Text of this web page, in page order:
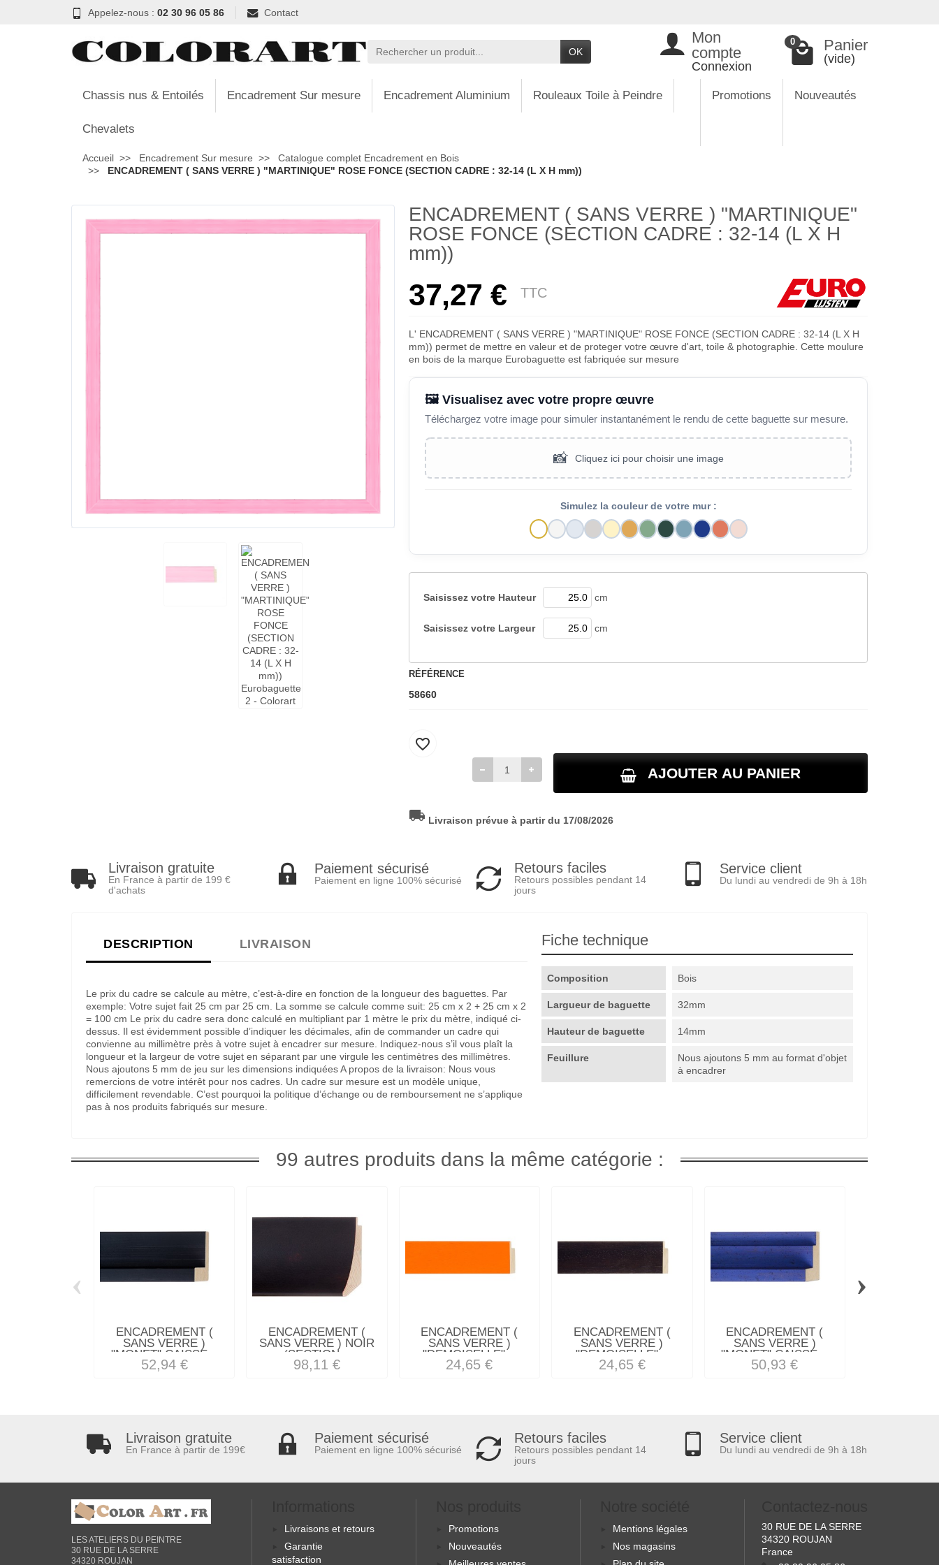
Appelez-nous : 02 30 96 05 86 Contact
OK
Mon
compte
Connexion
0 Panier
(vide)
Chassis nus & Entoilés Encadrement Sur mesure Encadrement Aluminium Rouleaux Toile à Peindre
Chevalets
Promotions Nouveautés
Accueil Encadrement Sur mesure
Catalogue complet Encadrement en Bois
ENCADREMENT ( SANS VERRE ) "MARTINIQUE" ROSE FONCE (SECTION CADRE : 32-14 (L X H mm))
ENCADREMENT ( SANS VERRE ) "MARTINIQUE"
ROSE FONCE (SECTION CADRE : 32-14 (L X H
mm))
37,27 € TTC
L' ENCADREMENT ( SANS VERRE ) "MARTINIQUE" ROSE FONCE (SECTION CADRE : 32-14 (L X H
mm)) permet de mettre en valeur et de proteger votre œuvre d'art, toile & photographie. Cette moulure
en bois de la marque Eurobaguette est fabriquée sur mesure
🖼️ Visualisez avec votre propre œuvre
Téléchargez votre image pour simuler instantanément le rendu de cette baguette sur mesure.
📸 Cliquez ici pour choisir une image
Simulez la couleur de votre mur :
Saisissez votre Hauteur cm
Saisissez votre Largeur cm
RÉFÉRENCE
58660
AJOUTER AU PANIER
favorite_border
local_shipping Livraison prévue à partir du 17/08/2026
Livraison gratuite
En France à partir de 199 €
d'achats
Paiement sécurisé
Paiement en ligne 100% sécurisé
Retours faciles
Retours possibles pendant 14
jours
Service client
Du lundi au vendredi de 9h à 18h
DESCRIPTION LIVRAISON
Le prix du cadre se calcule au mètre, c’est-à-dire en fonction de la longueur des baguettes. Par
exemple: Votre sujet fait 25 cm par 25 cm. La somme se calcule comme suit: 25 cm x 2 + 25 cm x 2
= 100 cm Le prix du cadre sera donc calculé en multipliant par 1 mètre le prix du mètre, indiqué ci-
dessus. Il est évidemment possible d’indiquer les décimales, afin de commander un cadre qui
convienne au millimètre près à votre sujet à encadrer sur mesure. Indiquez-nous s’il vous plaît la
longueur et la largeur de votre sujet en séparant par une virgule les centimètres des millimètres.
Nous ajoutons 5 mm de jeu sur les dimensions indiquées A propos de la livraison: Nous vous
remercions de votre intérêt pour nos cadres. Un cadre sur mesure est un modèle unique,
difficilement revendable. C’est pourquoi la politique d’échange ou de remboursement ne s’applique
pas à nos produits fabriqués sur mesure.
Fiche technique
Composition Bois
Largueur de baguette 32mm
Hauteur de baguette 14mm
Feuillure
Nous ajoutons 5 mm au format d'objet
à encadrer
99 autres produits dans la même catégorie :
ENCADREMENT (
SANS VERRE )
"MONET" CAISSE...
52,94 €
ENCADREMENT (
SANS VERRE ) NOIR
(SECTION...
98,11 €
ENCADREMENT (
SANS VERRE )
"DEMOISELLE"...
24,65 €
ENCADREMENT (
SANS VERRE )
"DEMOISELLE"...
24,65 €
ENCADREMENT (
SANS VERRE )
"MONET" CAISSE...
50,93 €
‹ ›
Livraison gratuite
En France à partir de 199€
Paiement sécurisé
Paiement en ligne 100% sécurisé
Retours faciles
Retours possibles pendant 14
jours
Service client
Du lundi au vendredi de 9h à 18h
LES ATELIERS DU PEINTRE
30 RUE DE LA SERRE
34320 ROUJAN
Livraisons et retours
Garantie
satisfaction
Promotions
Nouveautés
Mentions légales
Nos magasins
30 RUE DE LA SERRE
34320 ROUJAN
France